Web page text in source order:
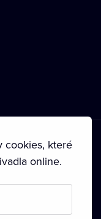
• Zásady používání
cookies, které
online.